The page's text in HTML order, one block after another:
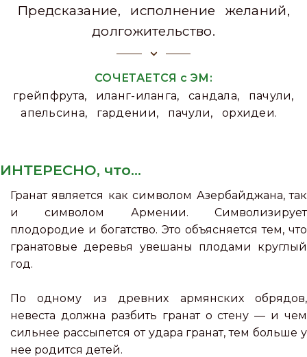
Предсказание, исполнение желаний,
долгожительство.
СОЧЕТАЕТСЯ с ЭМ:
грейпфрута, иланг-иланга, сандала, пачули,
апельсина, гардении, пачули, орхидеи.
ИНТЕРЕСНО, что...
Гранат является как символом Азербайджана, так
и символом Армении. Символизирует
плодородие и богатство. Это объясняется тем, что
гранатовые деревья увешаны плодами круглый
год.
По одному из древних армянских обрядов,
невеста должна разбить гранат о стену — и чем
сильнее рассыпется от удара гранат, тем больше у
нее родится детей.